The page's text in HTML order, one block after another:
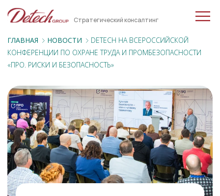
Стратегический консалтинг
ГЛАВНАЯ НОВОСТИ
DETECH НА ВСЕРОССИЙСКОЙ
КОНФЕРЕНЦИИ ПО ОХРАНЕ ТРУДА И ПРОМБЕЗОПАСНОСТИ
«ПРО. РИСКИ И БЕЗОПАСНОСТЬ»